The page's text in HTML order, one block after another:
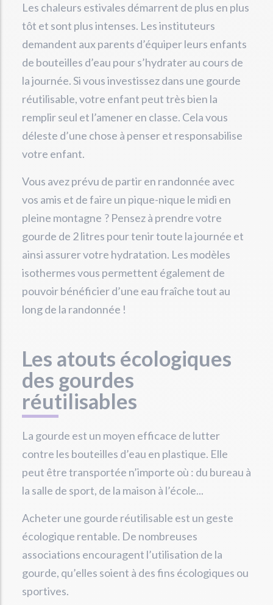
Les chaleurs estivales démarrent de plus en plus
tôt et sont plus intenses. Les instituteurs
demandent aux parents d’équiper leurs enfants
de bouteilles d’eau pour s’hydrater au cours de
la journée. Si vous investissez dans une gourde
réutilisable, votre enfant peut très bien la
remplir seul et l’amener en classe. Cela vous
déleste d’une chose à penser et responsabilise
votre enfant.
Vous avez prévu de partir en randonnée avec
vos amis et de faire un pique-nique le midi en
pleine montagne ? Pensez à prendre votre
gourde de 2 litres pour tenir toute la journée et
ainsi assurer votre hydratation. Les modèles
isothermes vous permettent également de
pouvoir bénéficier d’une eau fraîche tout au
long de la randonnée !
Les atouts écologiques
des gourdes
réutilisables
La gourde est un moyen efficace de lutter
contre les bouteilles d’eau en plastique. Elle
peut être transportée n’importe où : du bureau à
la salle de sport, de la maison à l’école...
Acheter une gourde réutilisable est un geste
écologique rentable. De nombreuses
associations encouragent l’utilisation de la
gourde, qu’elles soient à des fins écologiques ou
sportives.